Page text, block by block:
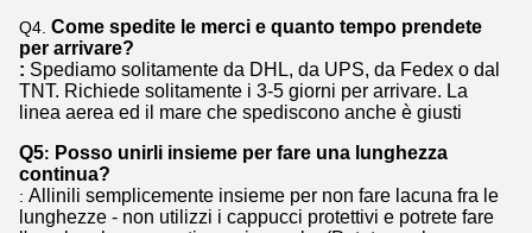
Q4. Come spedite le merci e quanto tempo prendete
per arrivare?
: Spediamo solitamente da DHL, da UPS, da Fedex o dal
TNT. Richiede solitamente i 3-5 giorni per arrivare. La
linea aerea ed il mare che spediscono anche è giusti
Q5: Posso unirli insieme per fare una lunghezza
continua?
: Allinili semplicemente insieme per non fare lacuna fra le
lunghezze - non utilizzi i cappucci protettivi e potrete fare